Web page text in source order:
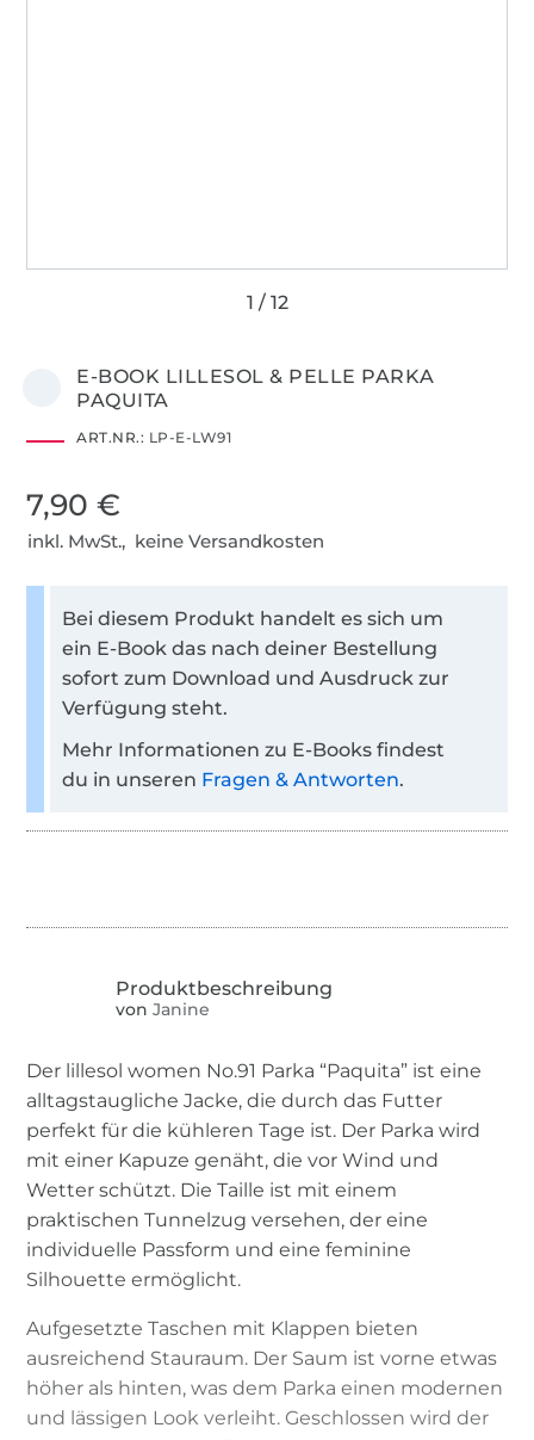
E-BOOK LILLESOL & PELLE PARKA
PAQUITA
ART.NR.: LP-E-LW91
7,90 €
inkl. MwSt., keine Versandkosten
Bei diesem Produkt handelt es sich um
ein E-Book das nach deiner Bestellung
sofort zum Download und Ausdruck zur
Verfügung steht.
Mehr Informationen zu E-Books findest
du in unseren Fragen & Antworten.
von Janine
Der lillesol women No.91 Parka “Paquita” ist eine
alltagstaugliche Jacke, die durch das Futter
perfekt für die kühleren Tage ist. Der Parka wird
mit einer Kapuze genäht, die vor Wind und
Wetter schützt. Die Taille ist mit einem
praktischen Tunnelzug versehen, der eine
individuelle Passform und eine feminine
Silhouette ermöglicht.
Aufgesetzte Taschen mit Klappen bieten
ausreichend Stauraum. Der Saum ist vorne etwas
höher als hinten, was dem Parka einen modernen
und lässigen Look verleiht. Geschlossen wird der